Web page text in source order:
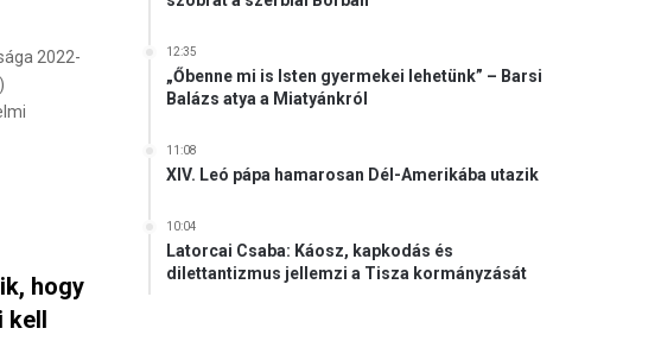
2022-
hogy
kell
12:35
„Őbenne mi is Isten gyermekei lehetünk” – Barsi
Balázs atya a Miatyánkról
11:08
XIV. Leó pápa hamarosan Dél-Amerikába utazik
10:04
Latorcai Csaba: Káosz, kapkodás és
dilettantizmus jellemzi a Tisza kormányzását